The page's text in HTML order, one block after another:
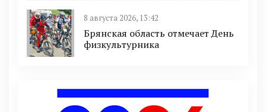
8 августа 2026, 13:42
Брянская область отмечает День
физкультурника